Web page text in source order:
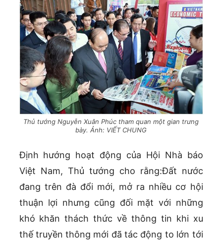
Thủ tướng Nguyễn Xuân Phúc tham quan một gian trưng
bày. Ảnh: VIẾT CHUNG
Định hướng hoạt động của Hội Nhà báo
Việt Nam, Thủ tướng cho rằng:Đất nước
đang trên đà đổi mới, mở ra nhiều cơ hội
thuận lợi nhưng cũng đối mặt với những
khó khăn thách thức về thông tin khi xu
thế truyền thông mới đã tác động to lớn tới